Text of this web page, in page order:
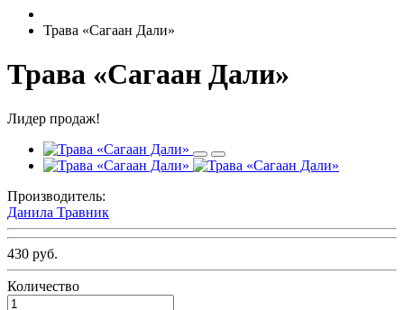
Трава «Сагаан Дали»
Трава «Сагаан Дали»
Лидер продаж!
Производитель:
Данила Травник
430 руб.
Количество